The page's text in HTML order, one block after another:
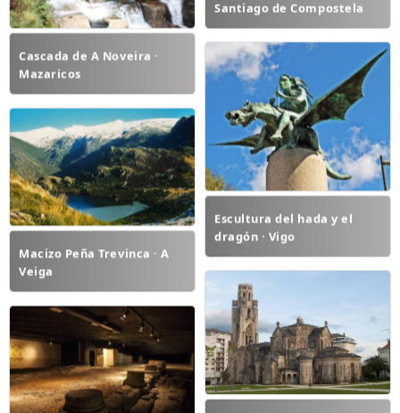
Santiago de Compostela
Cascada de A Noveira ·
Mazaricos
Escultura del hada y el
dragón · Vigo
Macizo Peña Trevinca · A
Veiga